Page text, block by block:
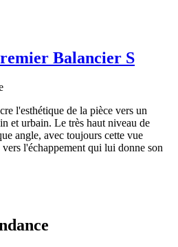
Balancier S
l'esthétique de la pièce vers un
et urbain. Le très haut niveau de
angle, avec toujours cette vue
l'échappement qui lui donne son